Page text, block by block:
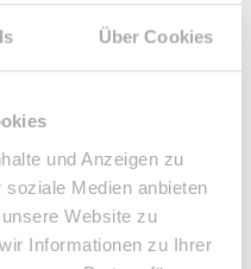
Über Cookies
und Anzeigen zu
Medien anbieten
Website zu
Informationen zu Ihrer
dahinter das
rechten Seite des
Von der Küche aus
Balkon, welcher Ihnen
Gartenbereich